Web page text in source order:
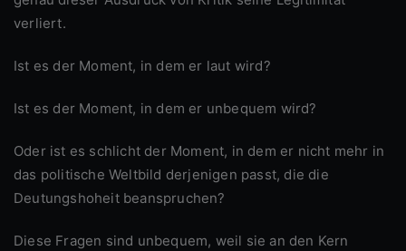
verliert.
Ist es der Moment, in dem er laut wird?
Ist es der Moment, in dem er unbequem wird?
Oder ist es schlicht der Moment, in dem er nicht mehr in
das politische Weltbild derjenigen passt, die die
Deutungshoheit beanspruchen?
Diese Fragen sind unbequem, weil sie an den Kern